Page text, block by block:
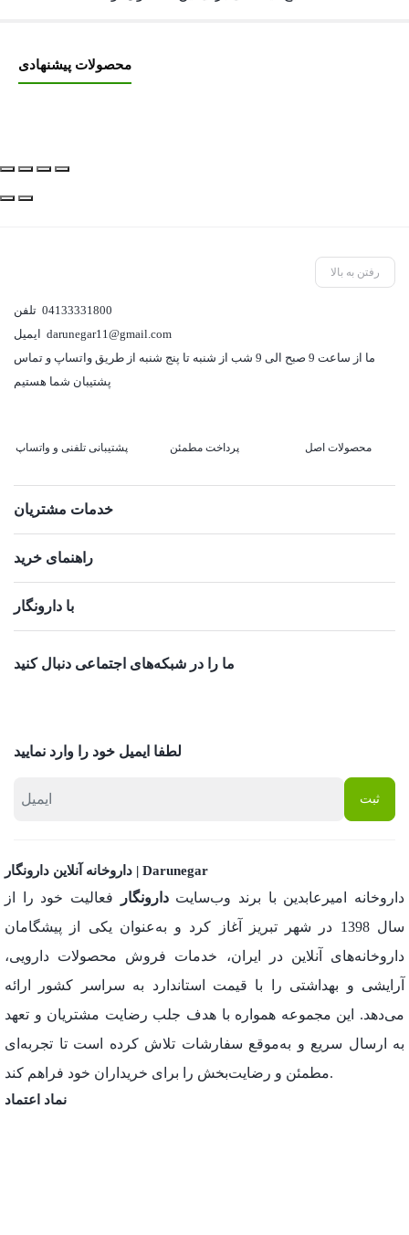
محصولات پیشنهادی
رفتن به بالا
04133331800
darunegar11@gmail.com
ما از ساعت 9 صبح الی 9 شب از شنبه تا پنج شنبه از طریق واتساپ و تماس
پشتیبان شما هستیم
پشتیبانی تلفنی و واتساپ پرداخت مطمئن محصولات اصل
خدمات مشتریان
راهنمای خرید
با دارونگار
ما را در شبکه‌های اجتماعی دنبال کنید
لطفا ایمیل خود را وارد نمایید
داروخانه آنلاین دارونگار | Darunegar
داروخانه امیرعابدین با برند وب‌سایتدارونگار
فعالیت خود را از
سال 1398 در شهر تبریز آغاز کرد و به‌عنوان یکی از پیشگامان
داروخانه‌های آنلاین در ایران، خدمات فروش محصولات دارویی،
آرایشی و بهداشتی را با قیمت استاندارد به سراسر کشور ارائه
می‌دهد. این مجموعه همواره با هدف جلب رضایت مشتریان و تعهد
به ارسال سریع و به‌موقع سفارشات تلاش کرده است تا تجربه‌ای
مطمئن و رضایت‌بخش را برای خریداران خود فراهم کند.
نماد اعتماد